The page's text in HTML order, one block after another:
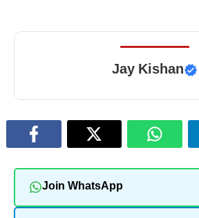
Jay Kishan
Join WhatsApp